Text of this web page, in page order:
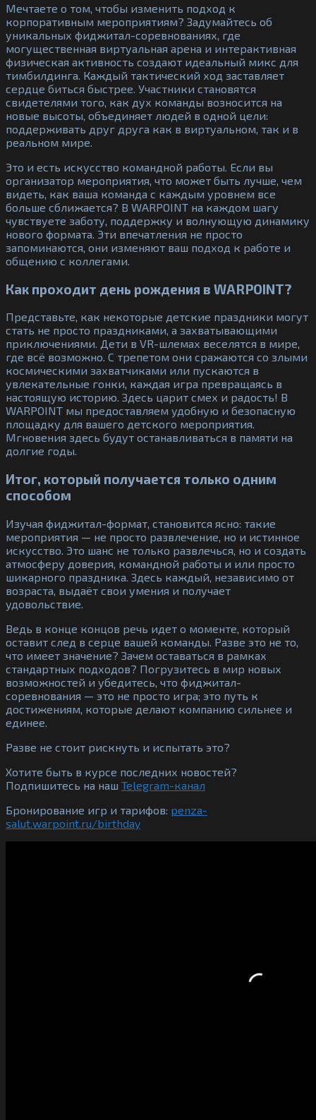
Мечтаете о том, чтобы изменить подход к
корпоративным мероприятиям? Задумайтесь об
уникальных фиджитал-соревнованиях, где
могущественная виртуальная арена и интерактивная
физическая активность создают идеальный микс для
тимбилдинга. Каждый тактический ход заставляет
сердце биться быстрее. Участники становятся
свидетелями того, как дух команды возносится на
новые высоты, объединяет людей в одной цели:
поддерживать друг друга как в виртуальном, так и в
реальном мире.
Это и есть искусство командной работы. Если вы
организатор мероприятия, что может быть лучше, чем
видеть, как ваша команда с каждым уровнем все
больше сближается? В WARPOINT на каждом шагу
чувствуете заботу, поддержку и волнующую динамику
нового формата. Эти впечатления не просто
запоминаются, они изменяют ваш подход к работе и
общению с коллегами.
Как проходит день рождения в WARPOINT?
Представьте, как некоторые детские праздники могут
стать не просто праздниками, а захватывающими
приключениями. Дети в VR-шлемах веселятся в мире,
где всё возможно. С трепетом они сражаются со злыми
космическими захватчиками или пускаются в
увлекательные гонки, каждая игра превращаясь в
настоящую историю. Здесь царит смех и радость! В
WARPOINT мы предоставляем удобную и безопасную
площадку для вашего детского мероприятия.
Мгновения здесь будут останавливаться в памяти на
долгие годы.
Итог, который получается только одним
способом
Изучая фиджитал-формат, становится ясно: такие
мероприятия — не просто развлечение, но и истинное
искусство. Это шанс не только развлечься, но и создать
атмосферу доверия, командной работы и или просто
шикарного праздника. Здесь каждый, независимо от
возраста, выдаёт свои умения и получает
удовольствие.
Ведь в конце концов речь идет о моменте, который
оставит след в серце вашей команды. Разве это не то,
что имеет значение? Зачем оставаться в рамках
стандартных подходов? Погрузитесь в мир новых
возможностей и убедитесь, что фиджитал-
соревнования — это не просто игра; это путь к
достижениям, которые делают компанию сильнее и
единее.
Разве не стоит рискнуть и испытать это?
Хотите быть в курсе последних новостей?
Подпишитесь на наш Telegram-канал
Бронирование игр и тарифов: penza-
salut.warpoint.ru/birthday